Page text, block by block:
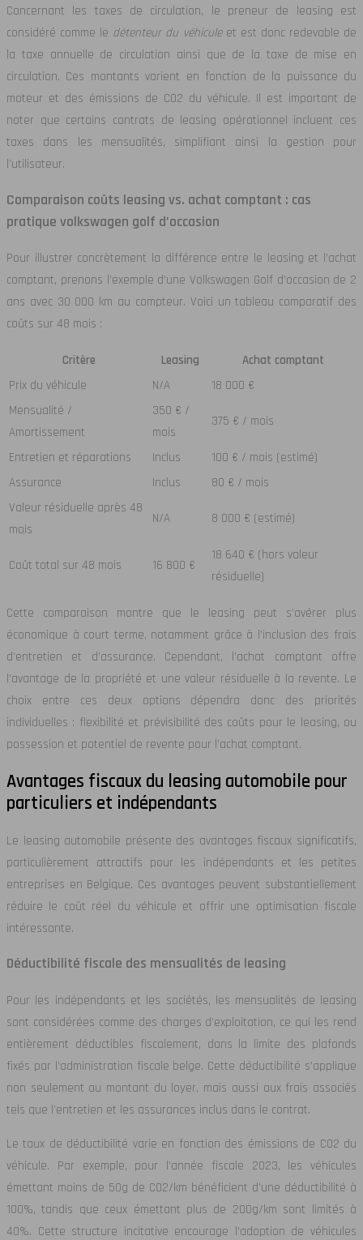
Concernant les taxes de circulation, le preneur de leasing est
considéré comme le détenteur du véhicule et est donc redevable de
la taxe annuelle de circulation ainsi que de la taxe de mise en
circulation. Ces montants varient en fonction de la puissance du
moteur et des émissions de CO2 du véhicule. Il est important de
noter que certains contrats de leasing opérationnel incluent ces
taxes dans les mensualités, simplifiant ainsi la gestion pour
l’utilisateur.
Comparaison coûts leasing vs. achat comptant : cas
pratique volkswagen golf d’occasion
Pour illustrer concrètement la différence entre le leasing et l’achat
comptant, prenons l’exemple d’une Volkswagen Golf d’occasion de 2
ans avec 30 000 km au compteur. Voici un tableau comparatif des
coûts sur 48 mois :
Critère Leasing
Achat comptant
Prix du véhicule
N/A
18 000 €
Mensualité /
Amortissement
350 € /
mois
375 € / mois
Entretien et réparations Inclus
100 € / mois (estimé)
Assurance
Inclus
80 € / mois
Valeur résiduelle après 48
mois
N/A 8 000 € (estimé)
Coût total sur 48 mois 16 800 €
18 640 € (hors valeur
résiduelle)
Cette comparaison montre que le leasing peut s’avérer plus
économique à court terme, notamment grâce à l’inclusion des frais
d’entretien et d’assurance. Cependant, l’achat comptant offre
l’avantage de la propriété et une valeur résiduelle à la revente. Le
choix entre ces deux options dépendra donc des priorités
individuelles : flexibilité et prévisibilité des coûts pour le leasing, ou
possession et potentiel de revente pour l’achat comptant.
Avantages fiscaux du leasing automobile pour
particuliers et indépendants
Le leasing automobile présente des avantages fiscaux significatifs,
particulièrement attractifs pour les indépendants et les petites
entreprises en Belgique. Ces avantages peuvent substantiellement
réduire le coût réel du véhicule et offrir une optimisation fiscale
intéressante.
Déductibilité fiscale des mensualités de leasing
Pour les indépendants et les sociétés, les mensualités de leasing
sont considérées comme des charges d’exploitation, ce qui les rend
entièrement déductibles fiscalement, dans la limite des plafonds
fixés par l’administration fiscale belge. Cette déductibilité s’applique
non seulement au montant du loyer, mais aussi aux frais associés
tels que l’entretien et les assurances inclus dans le contrat.
Le taux de déductibilité varie en fonction des émissions de CO2 du
véhicule. Par exemple, pour l’année fiscale 2023, les véhicules
émettant moins de 50g de CO2/km bénéficient d’une déductibilité à
100%, tandis que ceux émettant plus de 200g/km sont limités à
40%. Cette structure incitative encourage l’adoption de véhicules